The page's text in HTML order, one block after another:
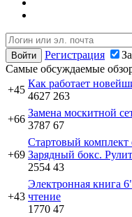
Регистрация
Самые обсуждаемые
+45
Как работает
4627 263
+66
Замена москитной
3787 67
+69
Стартовый
Зарядный бокс.
2554 43
+43
Электронная книга
чтение
1770 47